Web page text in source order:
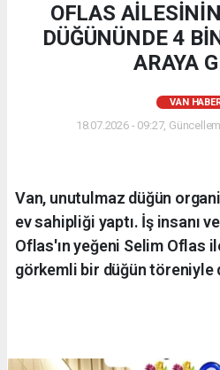
OFLAS
DÜĞÜNÜNDE 4
ARAYA
VAN
18.07.2026 - 09:27,
Van, unutulmaz düğün
ev sahipliği yaptı. İş insanı
Oflas'ın yeğeni Selim Oflas
görkemli bir düğün töreniyle